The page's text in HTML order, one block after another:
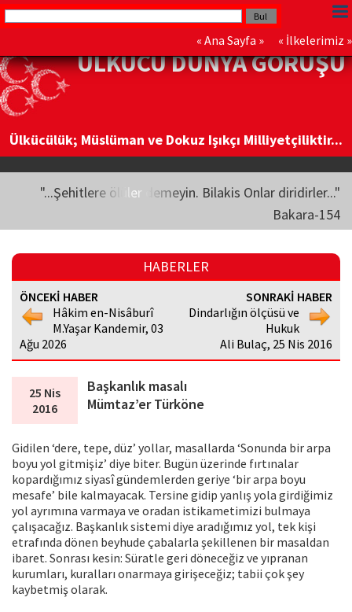
« Ana Sayfa » « İlkelerimiz »
ÜLKÜCÜ DÜNYA GÖRÜŞÜ
Ülkücülük; Müslüman ve Dokuz Işıkçı Milliyetçiliktir...
"...Şehitlere ölüler demeyin. Bilakis Onlar diridirler..."
Bakara-154
HABERLER
ÖNCEKİ HABER
Hâkim en-Nisâburî
M.Yaşar Kandemir, 03
Ağu 2026
SONRAKİ HABER
Dindarlığın ölçüsü ve
Hukuk
Ali Bulaç, 25 Nis 2016
25 Nis
2016
Başkanlık masalı
Mümtaz’er Türköne
Gidilen ‘dere, tepe, düz’ yollar, masallarda ‘Sonunda bir arpa
boyu yol gitmişiz’ diye biter. Bugün üzerinde fırtınalar
kopardığımız siyasî gündemlerden geriye ‘bir arpa boyu
mesafe’ bile kalmayacak. Tersine gidip yanlış yola girdiğimiz
yol ayrımına varmaya ve oradan istikametimizi bulmaya
çalışacağız. Başkanlık sistemi diye aradığımız yol, tek kişi
etrafında dönen beyhude çabalarla şekillenen bir masaldan
ibaret. Sonrası kesin: Süratle geri döneceğiz ve yıpranan
kurumları, kuralları onarmaya girişeceğiz; tabii çok şey
kaybetmiş olarak.